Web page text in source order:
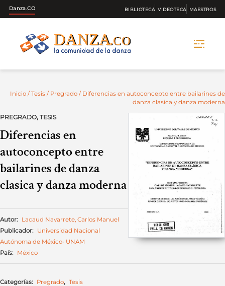
Danza.CO BIBLIOTECA VIDEOTECA MAESTROS
Inicio / Tesis / Pregrado / Diferencias en autoconcepto entre bailarines de
danza clasica y danza moderna
PREGRADO, TESIS
Diferencias en
autoconcepto entre
bailarines de danza
clasica y danza moderna
Autor: Lacaud Navarrete, Carlos Manuel
Publicador: Universidad Nacional
Autónoma de México- UNAM
País: México
Categorías: Pregrado, Tesis